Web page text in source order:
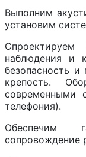
Выполним
установим
наблюдения и
безопасность
крепость.
современными
телефония).
Обеспечим
сопровождение